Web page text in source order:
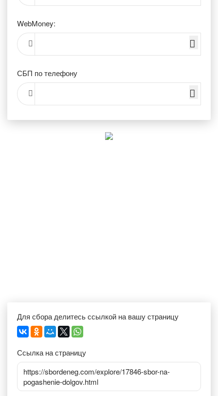
WebMoney:
СБП по телефону
Для сбора делитесь ссылкой на вашу страницу
Ссылка на страницу
https://sbordeneg.com/explore/17846-sbor-na-
pogashenie-dolgov.html